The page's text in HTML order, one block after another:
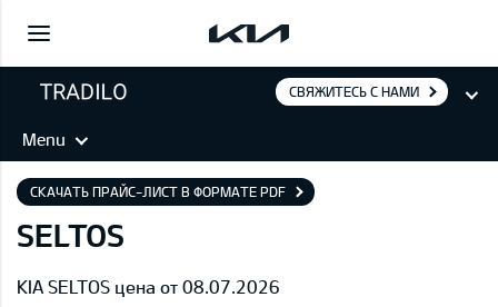
СВЯЖИТЕСЬ С НАМИ
Menu
СКАЧАТЬ ПРАЙС-ЛИСТ В ФОРМАТЕ PDF
SELTOS
KIA SELTOS цена от 08.07.2026